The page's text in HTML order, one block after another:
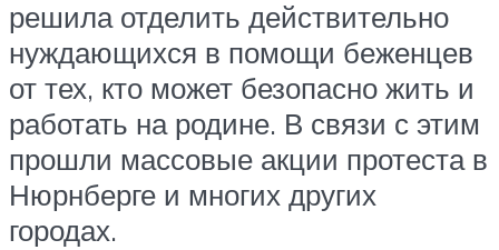
решила отделить действительно
нуждающихся в помощи беженцев
от тех, кто может безопасно жить и
работать на родине. В связи с этим
прошли массовые акции протеста в
Нюрнберге и многих других
городах.